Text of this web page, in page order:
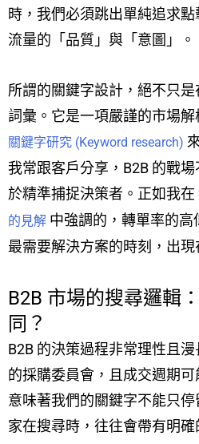
時，我們必須跳出單純追求
流量的「品質」與「意圖」。
所謂的關鍵字設計，絕不只
詞彙。它是一項嚴謹的市場
關鍵字研究 (Keyword research)
我常跟客戶分享，B2B 的戰
於精準捕捉決策者。正如我在
的見解 中強調的，轉單率的
最需要解決方案的時刻，出現
B2B 市場的搜尋邏輯
同？
B2B 的決策過程非常理性且
的採購委員會，且成交週期
意味著我們的關鍵字不能只
家在搜尋時，往往會帶有明